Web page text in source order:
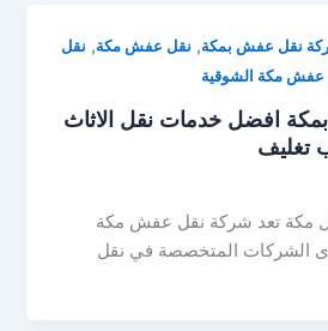
نقل عفش بمكة, نقل عفش مكة, نقل
عفش مكة الشوقية
افضل خدمات نقل الاثاث
تغليف
مكة تعد شركة نقل عفش مكة
الشركات المتخصصة في نقل